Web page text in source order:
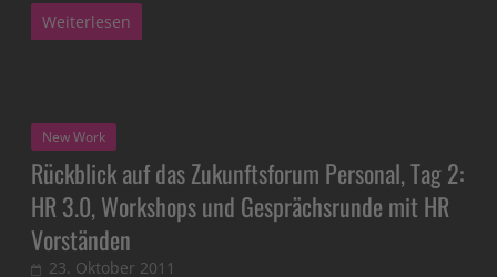
Weiterlesen
New Work
Rückblick auf das Zukunftsforum Personal, Tag 2:
HR 3.0, Workshops und Gesprächsrunde mit HR
Vorständen
23. Oktober 2011